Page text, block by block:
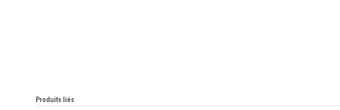
Produits liés